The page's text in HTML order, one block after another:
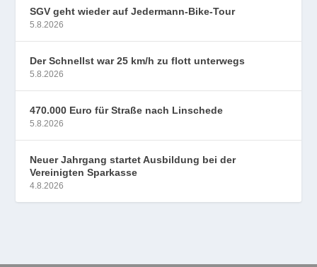
SGV geht wieder auf Jedermann-Bike-Tour
5.8.2026
Der Schnellst war 25 km/h zu flott unterwegs
5.8.2026
470.000 Euro für Straße nach Linschede
5.8.2026
Neuer Jahrgang startet Ausbildung bei der
Vereinigten Sparkasse
4.8.2026